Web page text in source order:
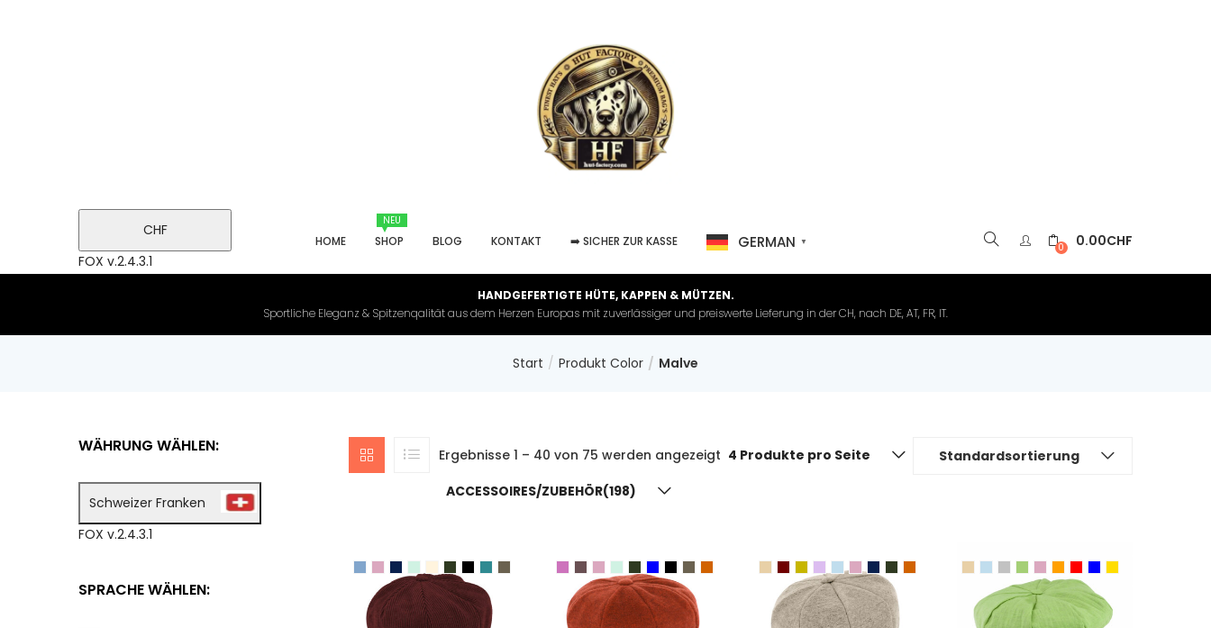
CHF
FOX v.2.4.3.1
HOME
NEU
SHOP BLOG KONTAKT ➡️ SICHER ZUR KASSE GERMAN ▼ 0 0.00CHF
HANDGEFERTIGTE HÜTE, KAPPEN & MÜTZEN.
Sportliche Eleganz & Spitzenqalität aus dem Herzen Europas mit zuverlässiger und preiswerte Lieferung in der CH, nach DE, AT, FR, IT.
Start Produkt Color Malve
Ergebnisse 1 – 40 von 75 werden angezeigt Standardsortierung
4 Produkte pro Seite
ACCESSOIRES/ZUBEHÖR(198)
WÄHRUNG WÄHLEN:
Schweizer Franken
FOX v.2.4.3.1
SPRACHE WÄHLEN: